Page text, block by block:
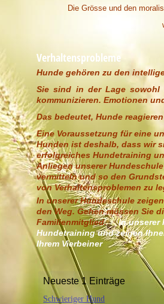
Die Grösse und den
(Zitat
Verhaltensprobleme
Hunde gehören zu den
Sie sind in der Lage sowohl
kommunizieren. Emotionen
Das bedeutet, Hunde
Eine Voraussetzung für eine
Hunden ist deshalb, dass wir
erfolgreiches Hundetraining
Anliegen unserer
vermitteln und so den
von Verhaltensproblemen zu
In unserer Hundeschule
den Weg. Gehen müssen Sie
Familienmitglied.In unserer
Hundetraining und zeigen
Ihrem Vierbeiner
Neueste 1 Einträge
Schwieriger Hund